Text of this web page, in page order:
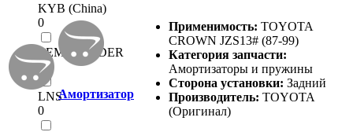
KYB (China)
0
LEMFOERDER
0
LNS
0
Амортизатор
Применимость: TOYOTA
CROWN JZS13# (87-99)
Категория запчасти:
Амортизаторы и пружины
Сторона установки: Задний
Производитель: TOYOTA
(Оригинал)